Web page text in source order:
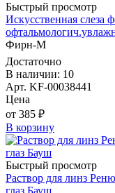
Быстрый просмотр
Искусственная слеза
Фирн-М
Достаточно
В наличии: 10
Арт. KF-00038441
Цена
от 385 ₽
В корзину
Быстрый просмотр
Раствор для линз